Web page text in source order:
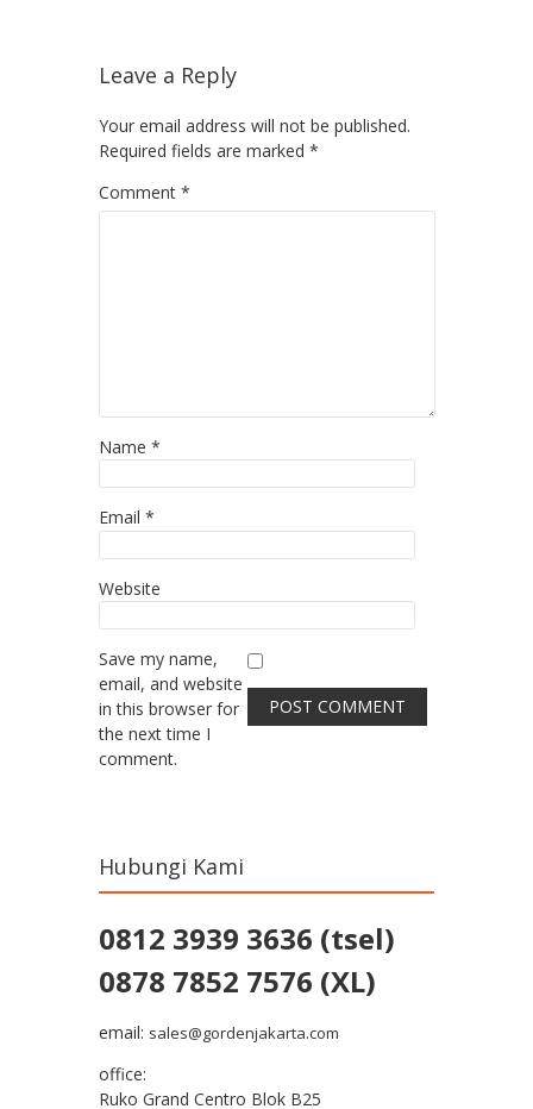
Leave a Reply
Your email address will not be published.
Required fields are marked *
Comment *
Name *
Email *
Website
Save my name,
email, and website
in this browser for
the next time I
comment.
Hubungi Kami
0812 3939 3636 (tsel)
0878 7852 7576 (XL)
email: sales@gordenjakarta.com
office:
Ruko Grand Centro Blok B25